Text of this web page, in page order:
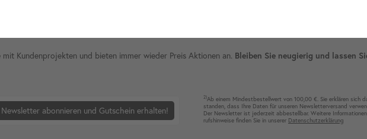
Kundenprojekten und bieten immer wieder Preis Aktionen an. Bleiben Sie neugierig und lassen
Newsletter abonnieren und Gutschein erhalten!
2)Ab einem Mindest­bestell­wert von 100,00 €. Sie erklären sich
standen, dass Ihre Da­ten für unseren News­letter­versand
Der News­letter ist jeder­zeit ab­bestel­lbar. Weitere
rufshin­weise finden Sie in unserer Daten­schutz­erklärung